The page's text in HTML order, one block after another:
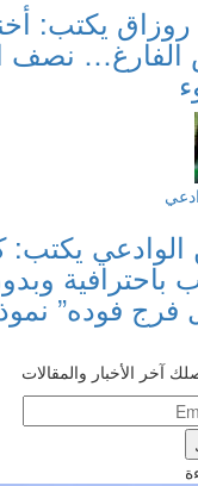
يكتب:
الفارغ… نصف
يكتب:
باحترافية
فرج فوده”
آخر الأخبار والمقالات